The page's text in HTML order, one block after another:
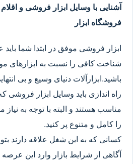
آشنایی با وسایل ابزار فروشی و
فروشگاه ابزار
ابزار فروشی موفق در ابتدا شما
شناخت کافی را نسبت به ابزارهای
باشید.ابزارآلات دنیای وسیع و بی
راه اندازی باید وسایل ابزار فروشی
مناسب هستند و البته با توجه به
را کامل و متنوع پر کنید.
کسانی که به این شغل علاقه دارند
آگاهی از شرایط بازار وارد این